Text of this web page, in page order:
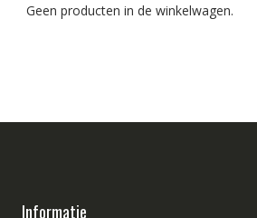
Geen producten in de winkelwagen.
Informatie